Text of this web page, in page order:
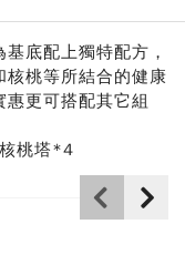
底配上獨特配方，
核桃等所結合的健康
更可搭配其它組
核桃塔*4